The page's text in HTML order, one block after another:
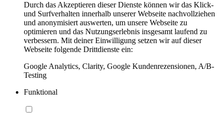
Durch das Akzeptieren dieser Dienste können wir das Klick-
und Surfverhalten innerhalb unserer Webseite nachvollziehen
und anonymisiert auswerten, um unsere Webseite zu
optimieren und das Nutzungserlebnis insgesamt laufend zu
verbessern. Mit deiner Einwilligung setzen wir auf dieser
Webseite folgende Drittdienste ein:
Google Analytics, Clarity, Google Kundenrezensionen, A/B-
Testing
Funktional